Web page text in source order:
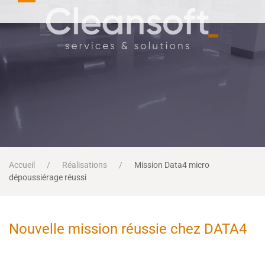
Accueil Réalisations
Mission Data4 micro
dépoussiérage réussi
Nouvelle mission réussie chez DATA4